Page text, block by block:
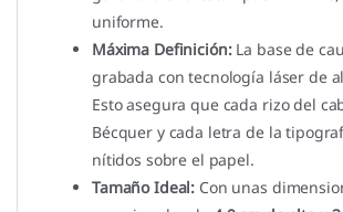
uniforme.
Máxima Definición:La base de
grabada con tecnología láser de
Esto asegura que cada rizo del
Bécquer y cada letra de la
nítidos sobre el papel.
Tamaño Ideal: Con unas